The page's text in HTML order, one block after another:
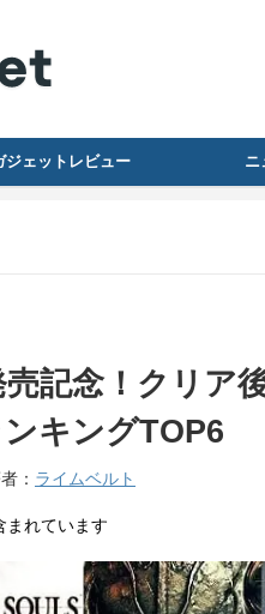
ジェットレビュー ニ
記念！クリア
キングTOP6
： ライムベルト
まれています